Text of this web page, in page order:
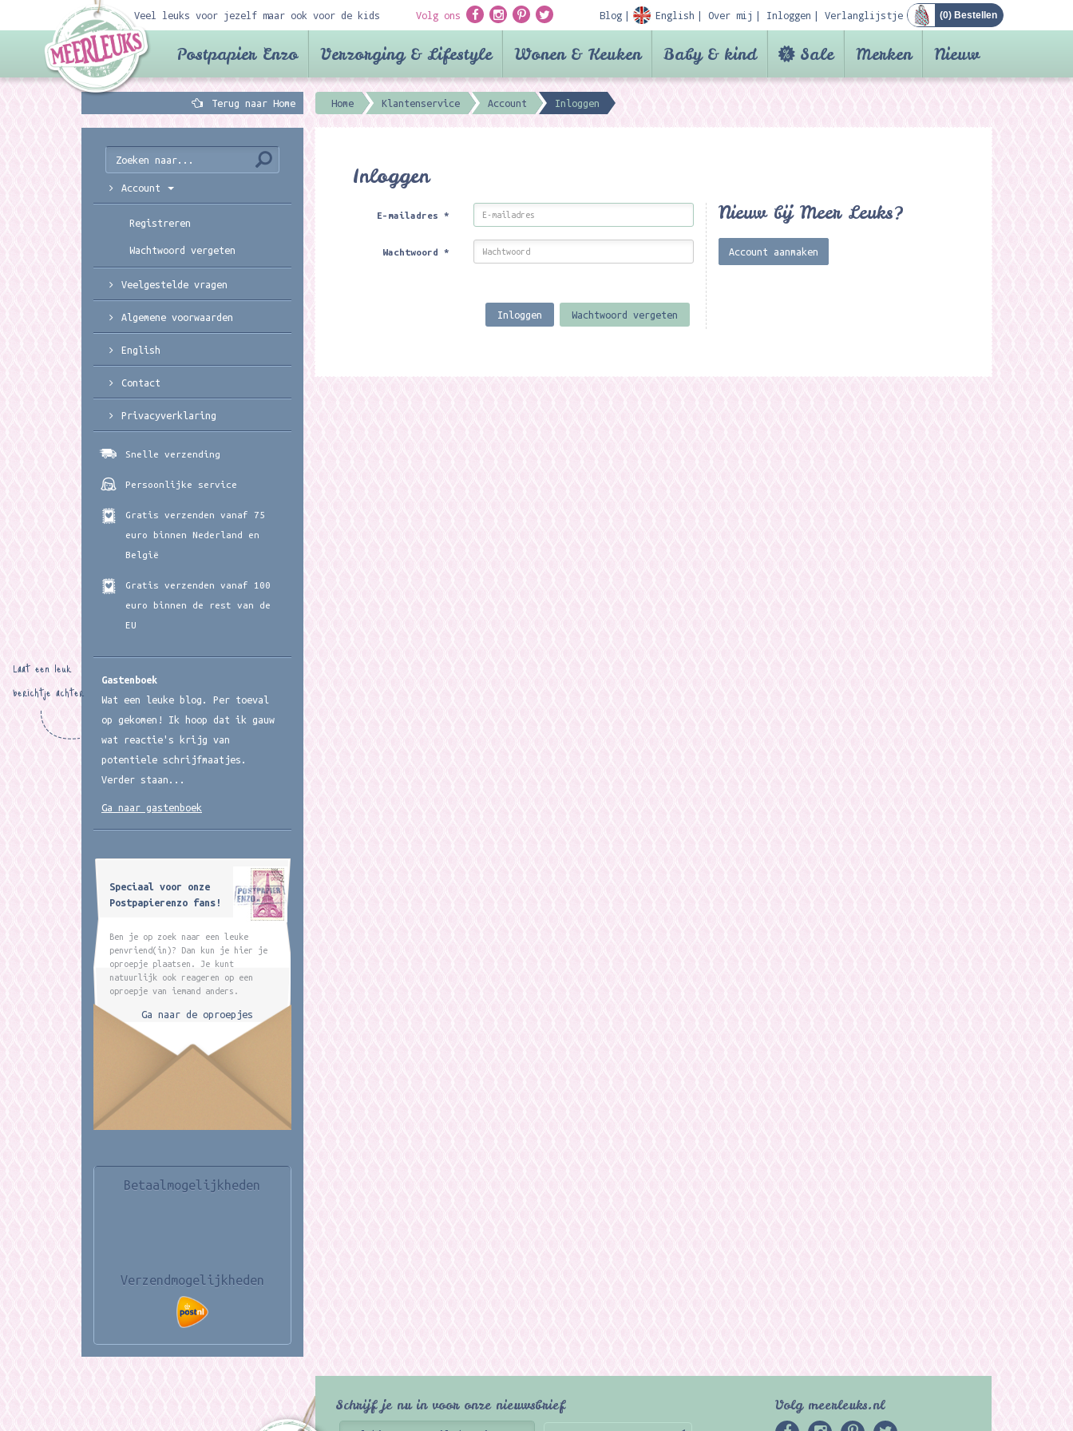
Veel leuks voor jezelf maar ook voor de kids Volg ons Blog English Over mij Inloggen Verlanglijstje (0) Bestellen
Postpapier Enzo Verzorging & Lifestyle Wonen & Keuken Baby & kind Sale Merken Nieuw
Terug naar Home Home Klantenservice Account Inloggen
Inloggen
E-mailadres*
Wachtwoord*
Inloggen Wachtwoord vergeten
Nieuw bij Meer Leuks?
Account aanmaken
Account
Registreren
Wachtwoord vergeten
Veelgestelde vragen
Algemene voorwaarden
English
Contact
Privacyverklaring
Snelle verzending
Persoonlijke service
Gratis verzenden vanaf 75
euro binnen Nederland en
België
Gratis verzenden vanaf 100
euro binnen de rest van de
EU
Gastenboek
Wat een leuke blog. Per toeval
op gekomen! Ik hoop dat ik gauw
wat reactie's krijg van
potentiele schrijfmaatjes.
Verder staan...
Laat een leuk
berichtje achter
Ga naar gastenboek
Speciaal voor onze
Postpapierenzo fans!
Ben je op zoek naar een leuke
penvriend(in)? Dan kun je hier je
oproepje plaatsen. Je kunt
natuurlijk ook reageren op een
oproepje van iemand anders.
Ga naar de oproepjes
Betaalmogelijkheden
Verzendmogelijkheden
Schrijf je nu in voor onze nieuwsbrief Volg meerleuks.nl